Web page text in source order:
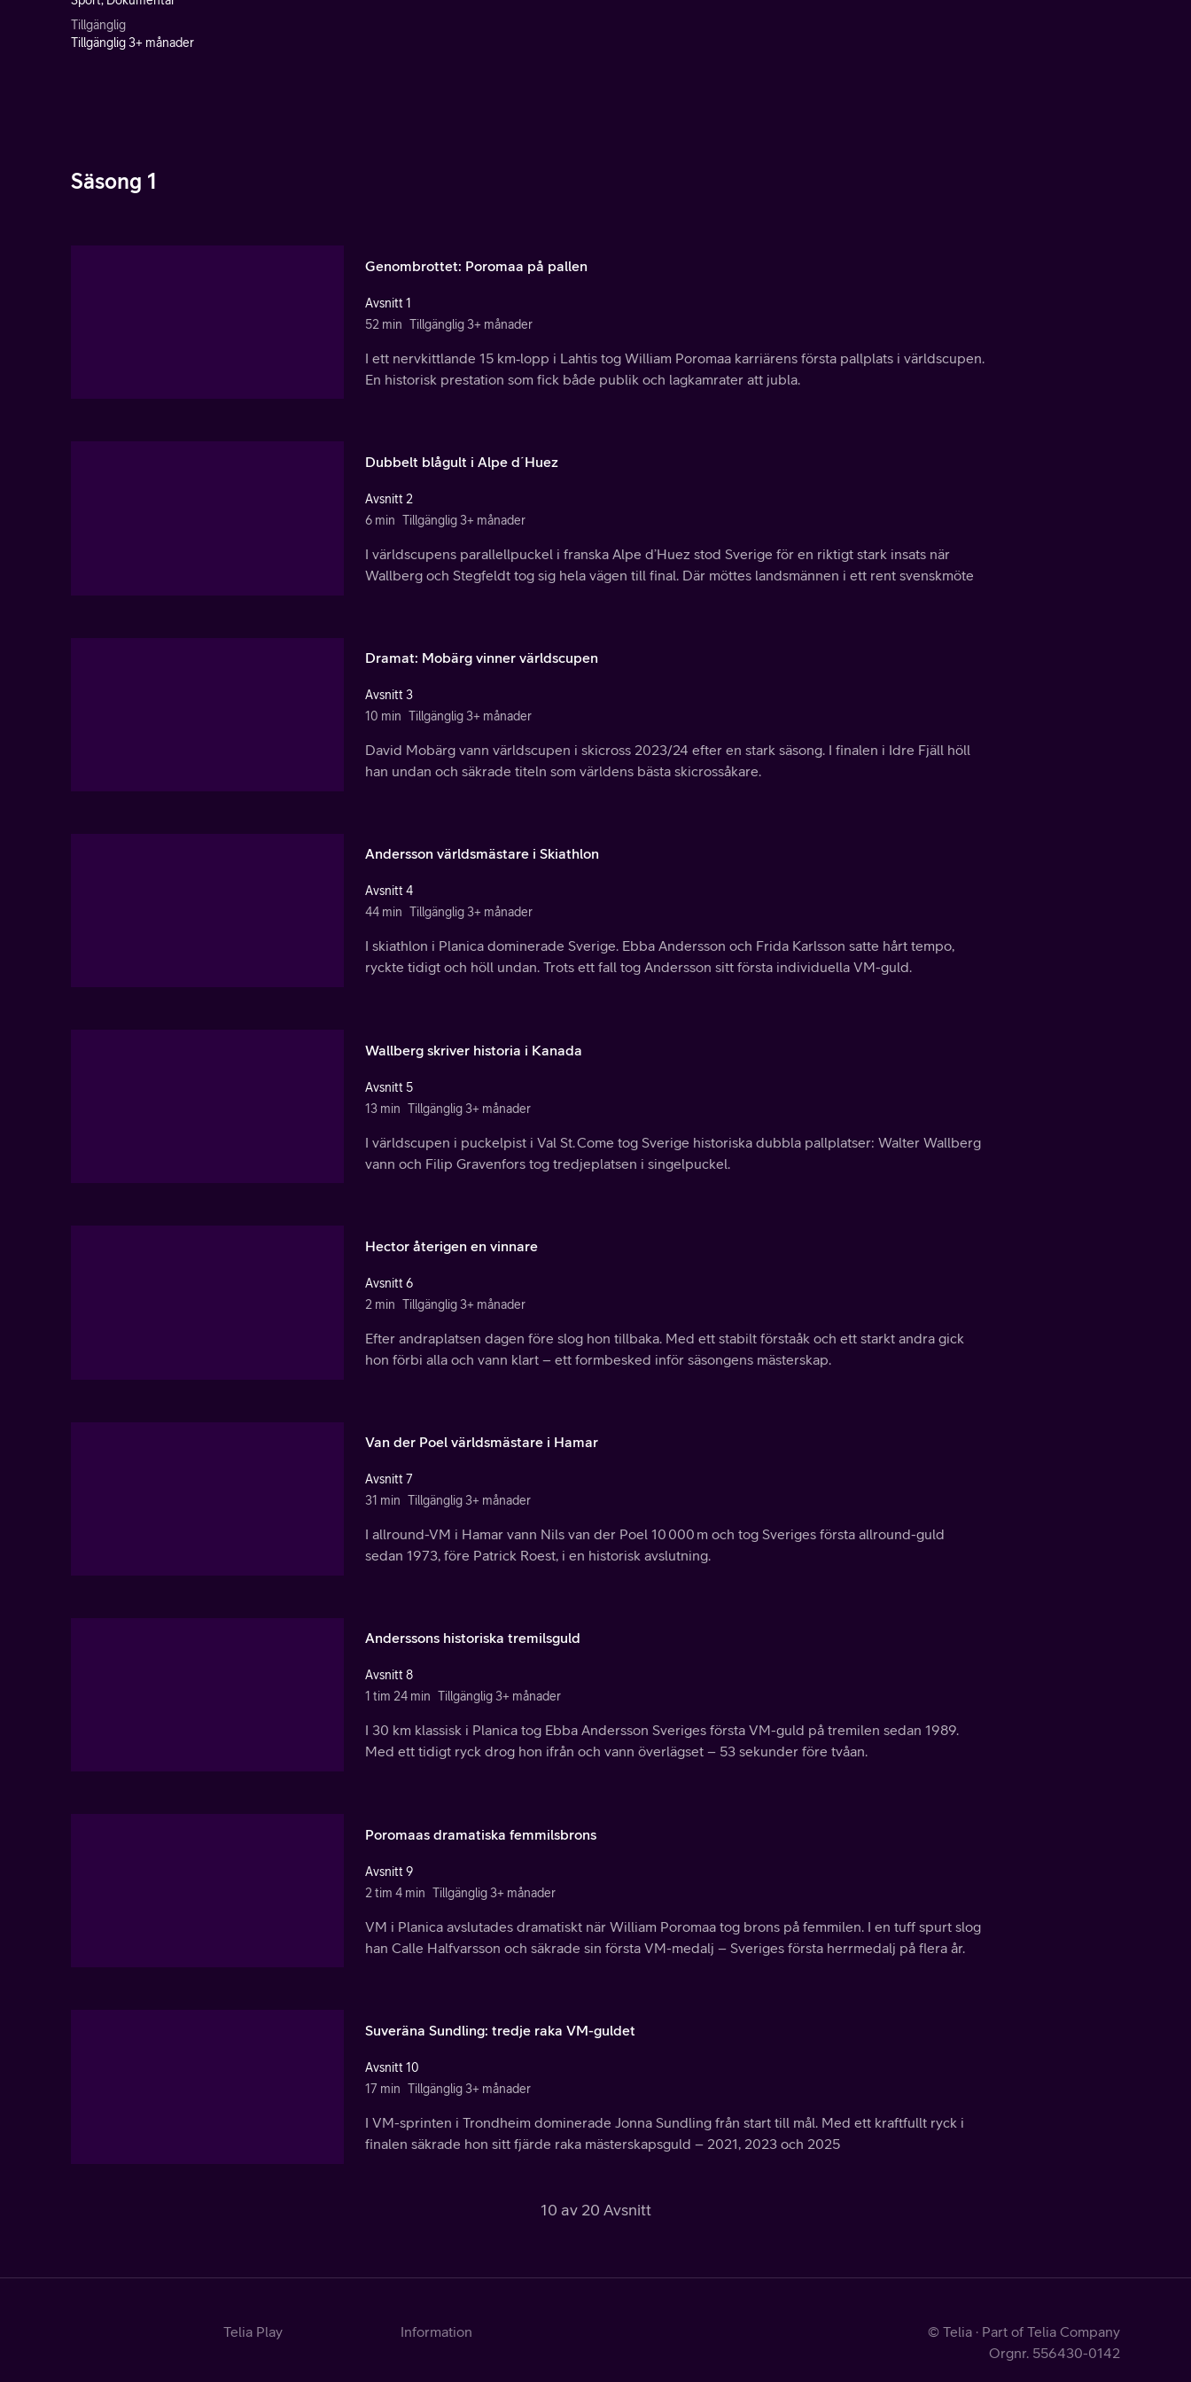
Tillgänglig
Tillgänglig 3+ månader
Säsong 1
Genombrottet: Poromaa på pallen
Avsnitt 1
52 min Tillgänglig 3+ månader
I ett nervkittlande 15 km‑lopp i Lahtis tog William Poromaa karriärens första pallplats i världscupen.
En historisk prestation som fick både publik och lagkamrater att jubla.
Dubbelt blågult i Alpe d´Huez
Avsnitt 2
6 min Tillgänglig 3+ månader
I världscupens parallellpuckel i franska Alpe d’Huez stod Sverige för en riktigt stark insats när
Wallberg och Stegfeldt tog sig hela vägen till final. Där möttes landsmännen i ett rent svenskmöte
Dramat: Mobärg vinner världscupen
Avsnitt 3
10 min Tillgänglig 3+ månader
David Mobärg vann världscupen i skicross 2023/24 efter en stark säsong. I finalen i Idre Fjäll höll
han undan och säkrade titeln som världens bästa skicrossåkare.
Andersson världsmästare i Skiathlon
Avsnitt 4
44 min Tillgänglig 3+ månader
I skiathlon i Planica dominerade Sverige. Ebba Andersson och Frida Karlsson satte hårt tempo,
ryckte tidigt och höll undan. Trots ett fall tog Andersson sitt första individuella VM-guld.
Wallberg skriver historia i Kanada
Avsnitt 5
13 min Tillgänglig 3+ månader
I världscupen i puckelpist i Val St. Come tog Sverige historiska dubbla pallplatser: Walter Wallberg
vann och Filip Gravenfors tog tredjeplatsen i singelpuckel.
Hector återigen en vinnare
Avsnitt 6
2 min Tillgänglig 3+ månader
Efter andraplatsen dagen före slog hon tillbaka. Med ett stabilt förstaåk och ett starkt andra gick
hon förbi alla och vann klart – ett formbesked inför säsongens mästerskap.
Van der Poel världsmästare i Hamar
Avsnitt 7
31 min Tillgänglig 3+ månader
I allround-VM i Hamar vann Nils van der Poel 10 000 m och tog Sveriges första allround-guld
sedan 1973, före Patrick Roest, i en historisk avslutning.
Anderssons historiska tremilsguld
Avsnitt 8
1 tim 24 min Tillgänglig 3+ månader
I 30 km klassisk i Planica tog Ebba Andersson Sveriges första VM-guld på tremilen sedan 1989.
Med ett tidigt ryck drog hon ifrån och vann överlägset – 53 sekunder före tvåan.
Poromaas dramatiska femmilsbrons
Avsnitt 9
2 tim 4 min Tillgänglig 3+ månader
VM i Planica avslutades dramatiskt när William Poromaa tog brons på femmilen. I en tuff spurt slog
han Calle Halfvarsson och säkrade sin första VM-medalj – Sveriges första herrmedalj på flera år.
Suveräna Sundling: tredje raka VM-guldet
Avsnitt 10
17 min Tillgänglig 3+ månader
I VM-sprinten i Trondheim dominerade Jonna Sundling från start till mål. Med ett kraftfullt ryck i
finalen säkrade hon sitt fjärde raka mästerskapsguld – 2021, 2023 och 2025
10 av 20 Avsnitt
Telia Play
Information
© Telia · Part of Telia Company
Orgnr. 556430-0142